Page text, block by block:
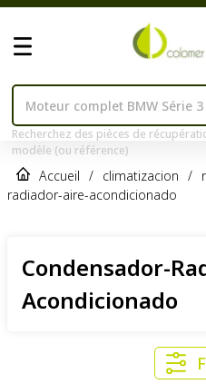
Recherchez des pièces de
modèle (ou référence)
Accueil / climatizacion /
radiador-aire-acondicionado
Condensador-
Acondicionado